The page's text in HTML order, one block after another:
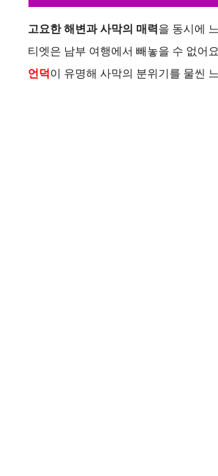
고요한 해변과 사막의 매력 을 동시에
티엣은 남부 여행에서 빼놓을 수 없어
언덕이 유명해 사막의 분위기를 물씬